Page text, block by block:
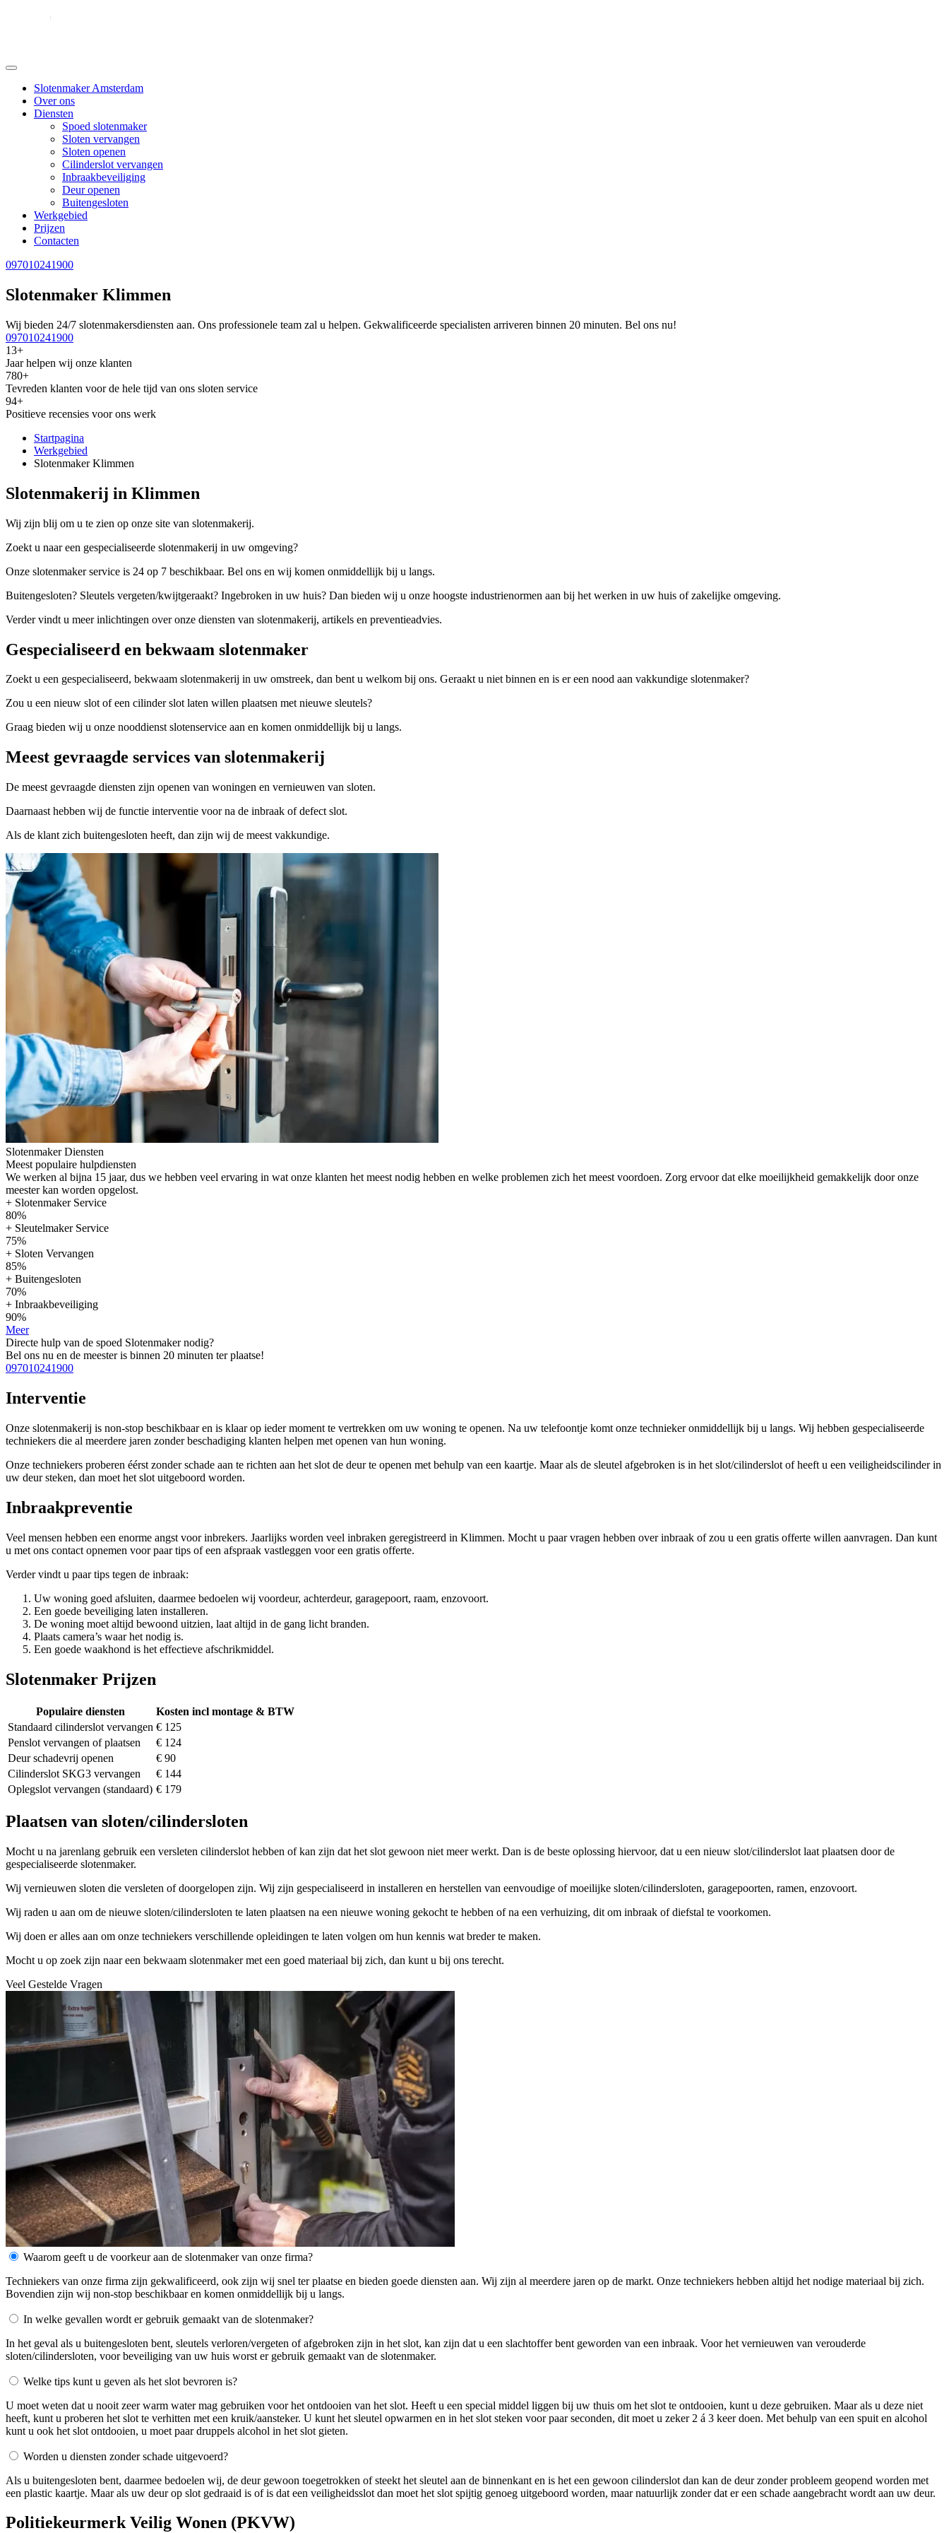
Slotenmaker Amsterdam
Over ons
Diensten
Spoed slotenmaker
Sloten vervangen
Sloten openen
Cilinderslot vervangen
Inbraakbeveiliging
Deur openen
Buitengesloten
Werkgebied
Prijzen
Contacten
097010241900
Slotenmaker Klimmen
Wij bieden 24/7 slotenmakersdiensten aan. Ons professionele team zal u helpen. Gekwalificeerde specialisten arriveren binnen 20 minuten. Bel ons nu!
097010241900
13+
Jaar helpen wij onze klanten
780+
Tevreden klanten voor de hele tijd van ons sloten service
94+
Positieve recensies voor ons werk
Startpagina
Werkgebied
Slotenmaker Klimmen
Slotenmakerij in Klimmen
Wij zijn blij om u te zien op onze site van slotenmakerij.
Zoekt u naar een gespecialiseerde slotenmakerij in uw omgeving?
Onze slotenmaker service is 24 op 7 beschikbaar. Bel ons en wij komen onmiddellijk bij u langs.
Buitengesloten? Sleutels vergeten/kwijtgeraakt? Ingebroken in uw huis? Dan bieden wij u onze hoogste industrienormen aan bij het werken in uw huis of zakelijke omgeving.
Verder vindt u meer inlichtingen over onze diensten van slotenmakerij, artikels en preventieadvies.
Gespecialiseerd en bekwaam slotenmaker
Zoekt u een gespecialiseerd, bekwaam slotenmakerij in uw omstreek, dan bent u welkom bij ons. Geraakt u niet binnen en is er een nood aan vakkundige slotenmaker?
Zou u een nieuw slot of een cilinder slot laten willen plaatsen met nieuwe sleutels?
Graag bieden wij u onze nooddienst slotenservice aan en komen onmiddellijk bij u langs.
Meest gevraagde services van slotenmakerij
De meest gevraagde diensten zijn openen van woningen en vernieuwen van sloten.
Daarnaast hebben wij de functie interventie voor na de inbraak of defect slot.
Als de klant zich buitengesloten heeft, dan zijn wij de meest vakkundige.
Slotenmaker Diensten
Meest populaire hulpdiensten
We werken al bijna 15 jaar, dus we hebben veel ervaring in wat onze klanten het meest nodig hebben en welke problemen zich het meest voordoen. Zorg ervoor dat elke moeilijkheid gemakkelijk door onze
meester kan worden opgelost.
+ Slotenmaker Service
80%
+ Sleutelmaker Service
75%
+ Sloten Vervangen
85%
+ Buitengesloten
70%
+ Inbraakbeveiliging
90%
Meer
Directe hulp van de spoed Slotenmaker nodig?
Bel ons nu en de meester is binnen 20 minuten ter plaatse!
097010241900
Interventie
Onze slotenmakerij is non-stop beschikbaar en is klaar op ieder moment te vertrekken om uw woning te openen. Na uw telefoontje komt onze technieker onmiddellijk bij u langs. Wij hebben gespecialiseerde
techniekers die al meerdere jaren zonder beschadiging klanten helpen met openen van hun woning.
Onze techniekers proberen éérst zonder schade aan te richten aan het slot de deur te openen met behulp van een kaartje. Maar als de sleutel afgebroken is in het slot/cilinderslot of heeft u een veiligheidscilinder in
uw deur steken, dan moet het slot uitgeboord worden.
Inbraakpreventie
Veel mensen hebben een enorme angst voor inbrekers. Jaarlijks worden veel inbraken geregistreerd in Klimmen. Mocht u paar vragen hebben over inbraak of zou u een gratis offerte willen aanvragen. Dan kunt
u met ons contact opnemen voor paar tips of een afspraak vastleggen voor een gratis offerte.
Verder vindt u paar tips tegen de inbraak:
Uw woning goed afsluiten, daarmee bedoelen wij voordeur, achterdeur, garagepoort, raam, enzovoort.
Een goede beveiliging laten installeren.
De woning moet altijd bewoond uitzien, laat altijd in de gang licht branden.
Plaats camera’s waar het nodig is.
Een goede waakhond is het effectieve afschrikmiddel.
Slotenmaker Prijzen
Populaire diensten
Kosten incl montage & BTW
Standaard cilinderslot vervangen € 125
Penslot vervangen of plaatsen
€ 124
Deur schadevrij openen
€ 90
Cilinderslot SKG3 vervangen
€ 144
Oplegslot vervangen (standaard) € 179
Plaatsen van sloten/cilindersloten
Mocht u na jarenlang gebruik een versleten cilinderslot hebben of kan zijn dat het slot gewoon niet meer werkt. Dan is de beste oplossing hiervoor, dat u een nieuw slot/cilinderslot laat plaatsen door de
gespecialiseerde slotenmaker.
Wij vernieuwen sloten die versleten of doorgelopen zijn. Wij zijn gespecialiseerd in installeren en herstellen van eenvoudige of moeilijke sloten/cilindersloten, garagepoorten, ramen, enzovoort.
Wij raden u aan om de nieuwe sloten/cilindersloten te laten plaatsen na een nieuwe woning gekocht te hebben of na een verhuizing, dit om inbraak of diefstal te voorkomen.
Wij doen er alles aan om onze techniekers verschillende opleidingen te laten volgen om hun kennis wat breder te maken.
Mocht u op zoek zijn naar een bekwaam slotenmaker met een goed materiaal bij zich, dan kunt u bij ons terecht.
Veel Gestelde Vragen
Waarom geeft u de voorkeur aan de slotenmaker van onze firma?
Techniekers van onze firma zijn gekwalificeerd, ook zijn wij snel ter plaatse en bieden goede diensten aan. Wij zijn al meerdere jaren op de markt. Onze techniekers hebben altijd het nodige materiaal bij zich.
Bovendien zijn wij non-stop beschikbaar en komen onmiddellijk bij u langs.
In welke gevallen wordt er gebruik gemaakt van de slotenmaker?
In het geval als u buitengesloten bent, sleutels verloren/vergeten of afgebroken zijn in het slot, kan zijn dat u een slachtoffer bent geworden van een inbraak. Voor het vernieuwen van verouderde
sloten/cilindersloten, voor beveiliging van uw huis worst er gebruik gemaakt van de slotenmaker.
Welke tips kunt u geven als het slot bevroren is?
U moet weten dat u nooit zeer warm water mag gebruiken voor het ontdooien van het slot. Heeft u een special middel liggen bij uw thuis om het slot te ontdooien, kunt u deze gebruiken. Maar als u deze niet
heeft, kunt u proberen het slot te verhitten met een kruik/aansteker. U kunt het sleutel opwarmen en in het slot steken voor paar seconden, dit moet u zeker 2 á 3 keer doen. Met behulp van een spuit en alcohol
kunt u ook het slot ontdooien, u moet paar druppels alcohol in het slot gieten.
Worden u diensten zonder schade uitgevoerd?
Als u buitengesloten bent, daarmee bedoelen wij, de deur gewoon toegetrokken of steekt het sleutel aan de binnenkant en is het een gewoon cilinderslot dan kan de deur zonder probleem geopend worden met
een plastic kaartje. Maar als uw deur op slot gedraaid is of is dat een veiligheidsslot dan moet het slot spijtig genoeg uitgeboord worden, maar natuurlijk zonder dat er een schade aangebracht wordt aan uw deur.
Politiekeurmerk Veilig Wonen (PKVW)